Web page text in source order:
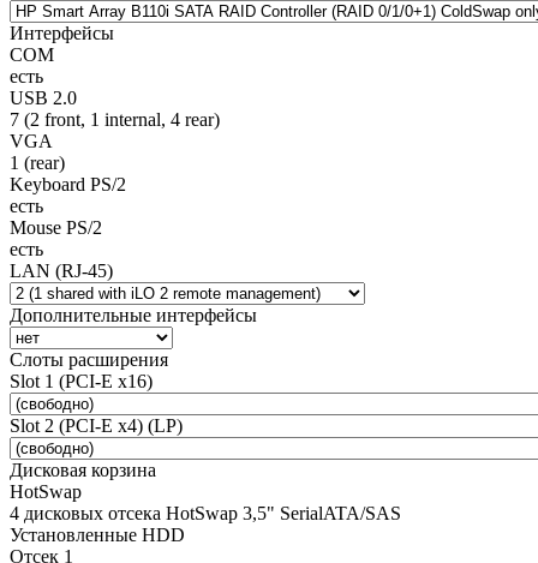
Интерфейсы
COM
есть
USB 2.0
7 (2 front, 1 internal, 4 rear)
VGA
1 (rear)
Keyboard PS/2
есть
Mouse PS/2
есть
LAN (RJ-45)
Дополнительные интерфейсы
Слоты расширения
Slot 1 (PCI-E x16)
Slot 2 (PCI-E x4) (LP)
Дисковая корзина
HotSwap
4 дисковых отсека HotSwap 3,5" SerialATA/SAS
Установленные HDD
Отсек 1